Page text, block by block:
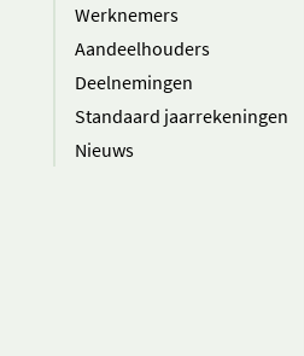
Werknemers
Aandeelhouders
Deelnemingen
Standaard jaarrekeningen
Nieuws